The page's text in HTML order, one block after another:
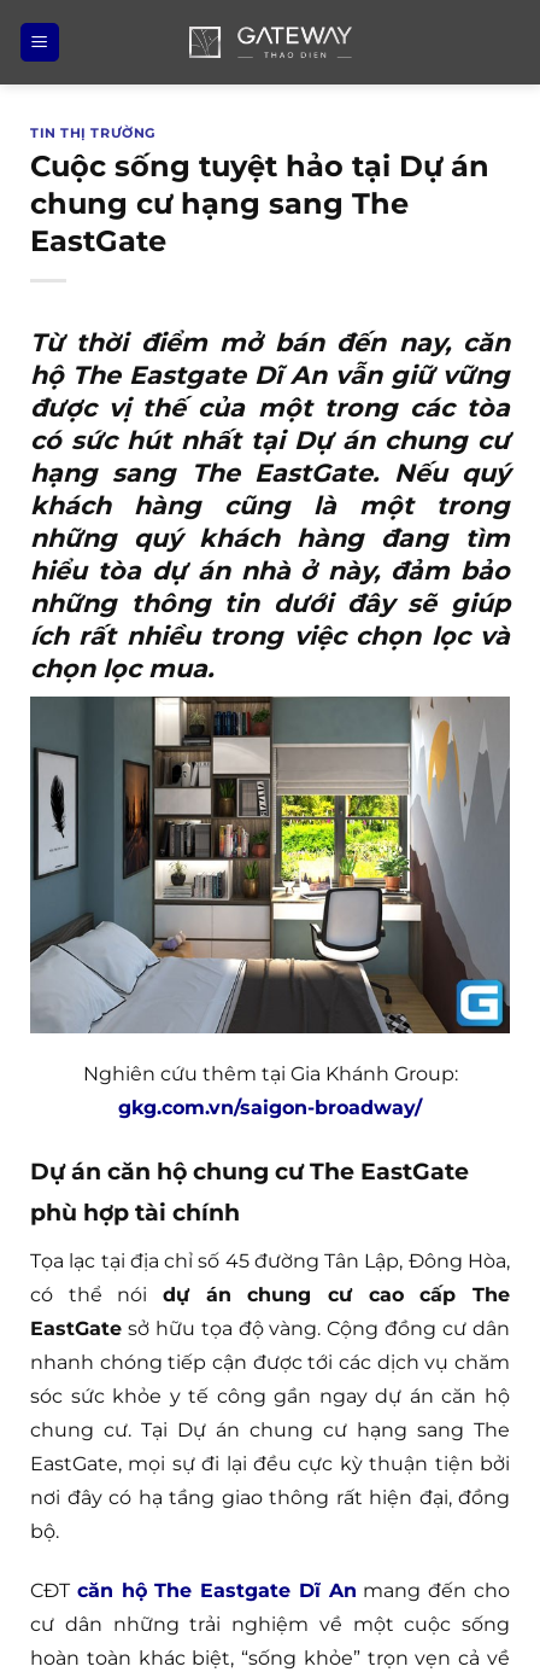
qua
nội
TIN THỊ TRƯỜNG
Cuộc sống tuyệt hảo tại Dự án
chung cư hạng sang The
EastGate
Từ thời điểm mở bán đến nay, căn
hộ The Eastgate Dĩ Anvẫn giữ vững
được vị thế của một trong các tòa
có sức hút nhất tại Dự án chung cư
hạng sang The EastGate. Nếu quý
khách hàng cũng là một trong
những quý khách hàng đang tìm
hiểu tòa dự án nhà ở này, đảm bảo
những thông tin dưới đây sẽ giúp
ích rất nhiều trong việc chọn lọc và
chọn lọc mua.
Nghiên cứu thêm tại Gia Khánh Group:
gkg.com.vn/saigon-broadway/
Dự án căn hộ chung cư The EastGate
phù hợp tài chính
Tọa lạc tại địa chỉ số 45 đường Tân Lập, Đông Hòa,
có thể nói dự án chung cư cao cấp The
EastGate sở hữu tọa độ vàng. Cộng đồng cư dân
nhanh chóng tiếp cận được tới các dịch vụ chăm
sóc sức khỏe y tế công gần ngay dự án căn hộ
chung cư. Tại Dự án chung cư hạng sang The
EastGate, mọi sự đi lại đều cực kỳ thuận tiện bởi
nơi đây có hạ tầng giao thông rất hiện đại, đồng
bộ.
CĐT căn hộ The Eastgate Dĩ An mang đến cho
cư dân những trải nghiệm về một cuộc sống
hoàn toàn khác biệt, “sống khỏe” trọn vẹn cả về